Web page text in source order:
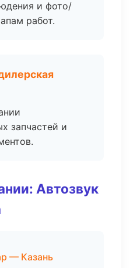
и фото/
работ.
запчастей и
Автозвук
— Казань